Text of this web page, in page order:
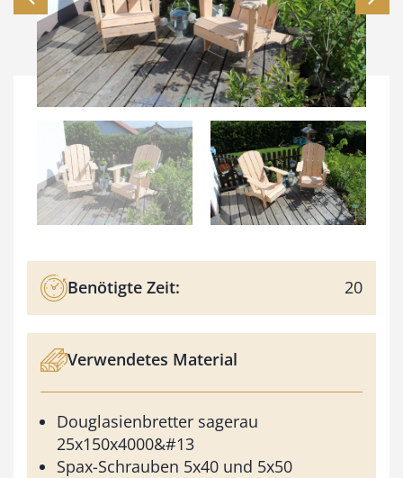
Benötigte Zeit: 20
Verwendetes Material
Douglasienbretter sagerau
25x150x4000&#13
Spax-Schrauben 5x40 und 5x50